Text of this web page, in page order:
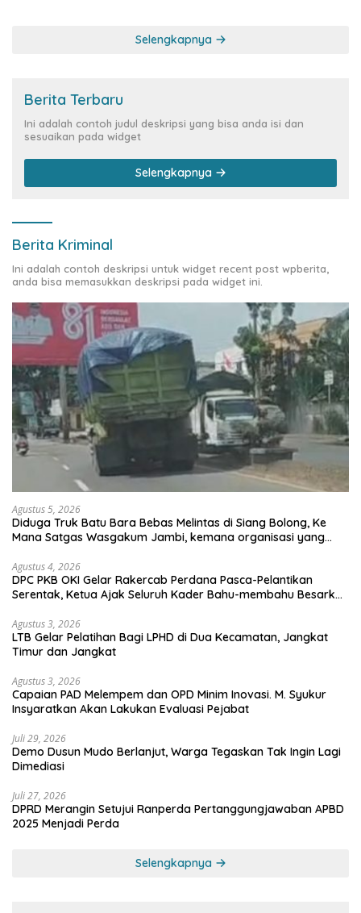
Selengkapnya
Berita Terbaru
Ini adalah contoh judul deskripsi yang bisa anda isi dan
sesuaikan pada widget
Selengkapnya
Berita Kriminal
Ini adalah contoh deskripsi untuk widget recent post wpberita,
anda bisa memasukkan deskripsi pada widget ini.
Agustus 5, 2026
Diduga Truk Batu Bara Bebas Melintas di Siang Bolong, Ke
Mana Satgas Wasgakum Jambi, kemana organisasi yang
Agustus 4, 2026
DPC PKB OKI Gelar Rakercab Perdana Pasca-Pelantikan
Serentak, Ketua Ajak Seluruh Kader Bahu-membahu Besarkan
Agustus 3, 2026
LTB Gelar Pelatihan Bagi LPHD di Dua Kecamatan, Jangkat
Timur dan Jangkat
Agustus 3, 2026
Capaian PAD Melempem dan OPD Minim Inovasi. M. Syukur
Insyaratkan Akan Lakukan Evaluasi Pejabat
Juli 29, 2026
Demo Dusun Mudo Berlanjut, Warga Tegaskan Tak Ingin Lagi
Dimediasi
Juli 27, 2026
DPRD Merangin Setujui Ranperda Pertanggungjawaban APBD
2025 Menjadi Perda
Selengkapnya